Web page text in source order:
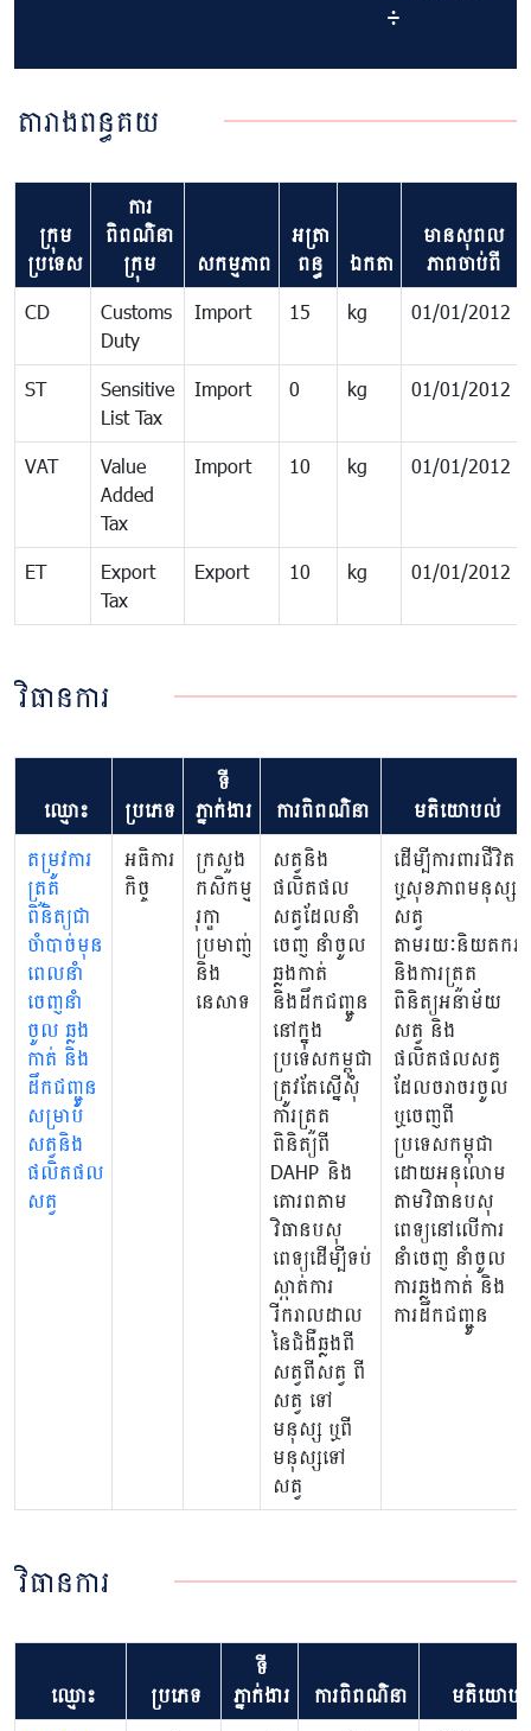
៖
តារាងពន្ធគយ
ក្រុម
ប្រទេស
ការ
ពិពណ៌នា
ក្រុម
សកម្មភាព
អត្រា
ពន្ធ
ឯកតា
មាន​សុពល
ភាព​ចាប់ពី
CD
Customs
Duty
Import 15 kg 01/01/2012
ST
Sensitive
List Tax
Import 0 kg 01/01/2012
VAT
Value
Added
Tax
Import 10 kg 01/01/2012
ET
Export
Tax
Export 10 kg 01/01/2012
វិធានការ
ឈ្មោះ ប្រភេទ
ទី
ភ្នាក់ងារ
ការពិពណ៌នា មតិយោបល់
តម្រូវការ
ត្រួត
ពិនិត្យជា
ចាំបាច់មុន
ពេលនាំ
ចេញនាំ
ចូល ឆ្លង
កាត់ និង
ដឹកជញ្ជូន
សម្រាប់
សត្វនិង
ផលិតផល
សត្វ
អធិការ
កិច្ច
ក្រសួង
កសិកម្ម
រុក្ខា
ប្រមាញ់
និង
នេសាទ
សត្វនិង
ផលិតផល
សត្វដែលនាំ
ចេញ នាំចូល​
ឆ្លងកាត់
និងដឹកជញ្ជូន
នៅក្នុង
ប្រទេសកម្ពុជា
ត្រូវតែស្នើសុំ
ការត្រួត
ពិនិត្យពី
DAHP និង
គោរពតាម
វិធានបសុ
ពេទ្យដើម្បីទប់
ស្កាត់ការ
រីករាលដាល
នៃជំងឺឆ្លងពី
សត្វពីសត្វ ពី
សត្វ ទៅ
មនុស្ស ឬពី
មនុស្សទៅ
សត្វ
ដើម្បីការពារជីវិត
ឬសុខភាពមនុស្ស
សត្វ
តាមរយៈនិយតករ
និងការត្រួត
ពិនិត្យអនាម័យ
សត្វ និង
ផលិតផលសត្វ
ដែលចរាចរចូល
ឬចេញពី
ប្រទេសកម្ពុជា
ដោយអនុលោម
តាមវិធានបសុ
ពេទ្យនៅលើការ
នាំចេញ នាំចូល
ការឆ្លងកាត់ និង
ការដឹកជញ្ជូន
វិធានការ
ឈ្មោះ ប្រភេទ
ទី
ភ្នាក់ងារ
ការពិពណ៌នា មតិយោប